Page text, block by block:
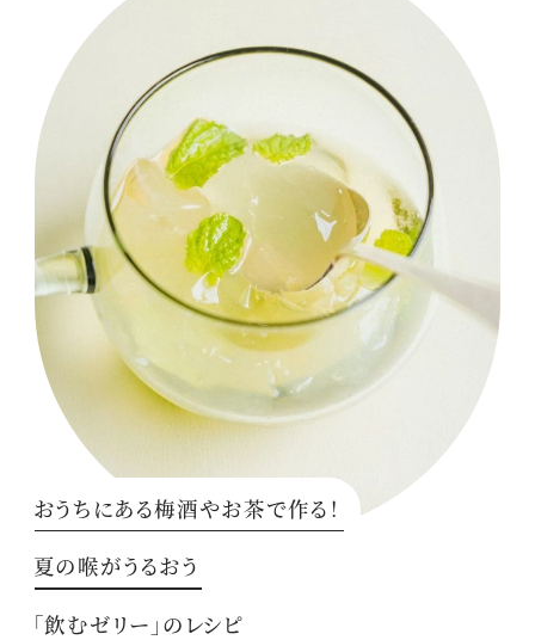
おうちにある梅酒やお茶で作る！
夏の喉がうるおう
「飲むゼリー」のレシピ